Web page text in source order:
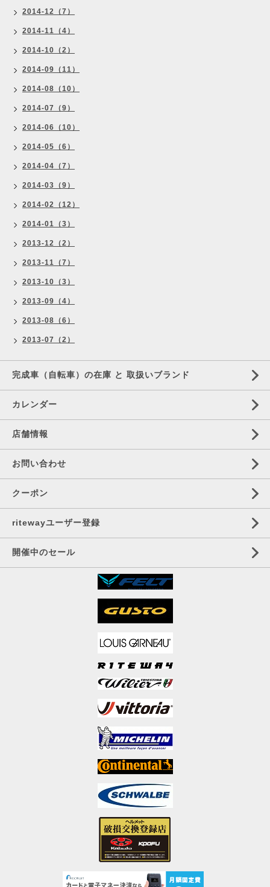
2014-12（7）
2014-11（4）
2014-10（2）
2014-09（11）
2014-08（10）
2014-07（9）
2014-06（10）
2014-05（6）
2014-04（7）
2014-03（9）
2014-02（12）
2014-01（3）
2013-12（2）
2013-11（7）
2013-10（3）
2013-09（4）
2013-08（6）
2013-07（2）
完成車（自転車）の在庫 と 取扱いブランド
カレンダー
店舗情報
お問い合わせ
クーポン
ritewayユーザー登録
開催中のセール